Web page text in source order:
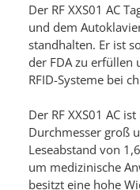
Der RF XXS01 AC
und dem
standhalten. Er ist
der FDA zu erfüllen
RFID-Systeme bei
Der RF XXS01 AC ist
Durchmesser groß
Leseabstand von
um medizinische
besitzt eine hohe